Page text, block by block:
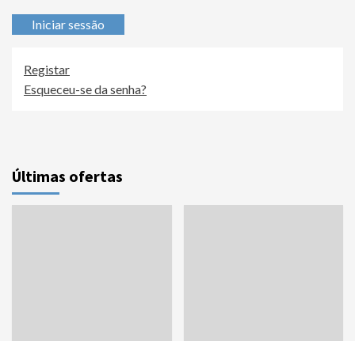
Iniciar sessão
Registar
Esqueceu-se da senha?
Últimas ofertas